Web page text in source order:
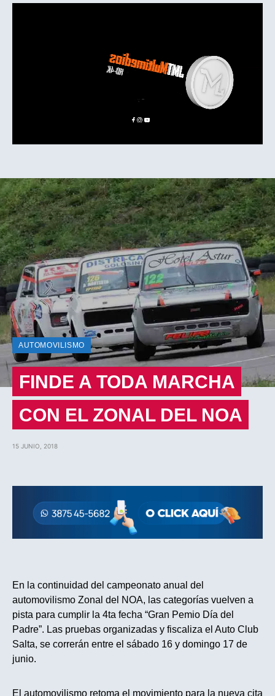
AUTOMOVILISMO
FINDE A TODA MARCHA
CON EL ZONAL DEL NOA
15 JUNIO, 2018
En la continuidad del campeonato anual del
automovilismo Zonal del NOA, las categorías vuelven a
pista para cumplir la 4ta fecha “Gran Pemio Día del
Padre”. Las pruebas organizadas y fiscaliza el Auto Club
Salta, se correrán entre el sábado 16 y domingo 17 de
junio.
El automovilismo retoma el movimiento para la nueva cita